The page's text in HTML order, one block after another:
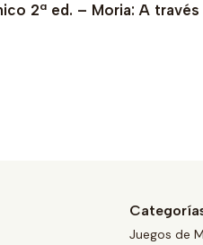
2ª ed. – Moria: A
Juegos de